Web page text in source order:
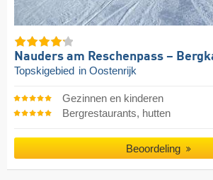
Nauders am Reschenpass –
Topskigebied in Oostenrijk
Gezinnen en kinderen
Bergrestaurants, hutten
Beoordeling